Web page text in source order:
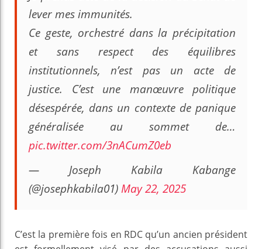
lever mes immunités.
Ce geste, orchestré dans la précipitation
et sans respect des équilibres
institutionnels, n’est pas un acte de
justice. C’est une manœuvre politique
désespérée, dans un contexte de panique
généralisée au sommet de…
pic.twitter.com/3nACumZ0eb
— Joseph Kabila Kabange
(@josephkabila01)May 22, 2025
C’est la première fois en RDC qu’un ancien président